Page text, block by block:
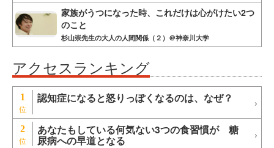
家族がうつになった時、これだけは心がけたい2つ
のこと
杉山崇先生の大人の人間関係（２）＠神奈川大学
アクセスランキング
1 認知症になると怒りっぽくなるのは、なぜ？
2 あなたもしている何気ない3つの食習慣が 糖
尿病への早道となる